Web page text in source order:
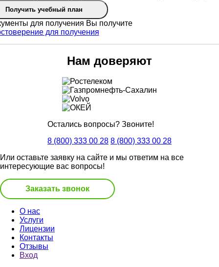
Получить учебный план
Вы получите
Нам доверяют
Остались вопросы? Звоните!
8 (800) 333 00 28 8 (800) 333 00 28
Или оставьте заявку на сайте и мы ответим на все
интересующие вас вопросы!
Заказать звонок
О нас
Услуги
Лицензии
Контакты
Отзывы
Вход